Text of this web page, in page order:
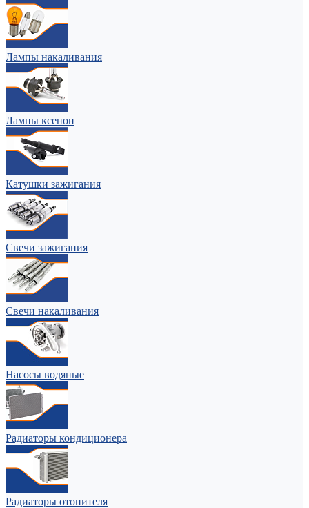
Лампы накаливания
Лампы ксенон
Катушки зажигания
Свечи зажигания
Свечи накаливания
Насосы водяные
Радиаторы кондиционера
Радиаторы отопителя